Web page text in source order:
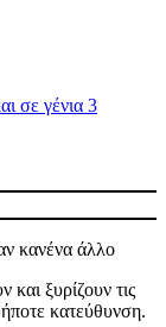
σε γένια 3
κανένα άλλο
και ξυρίζουν τις
κατεύθυνση.